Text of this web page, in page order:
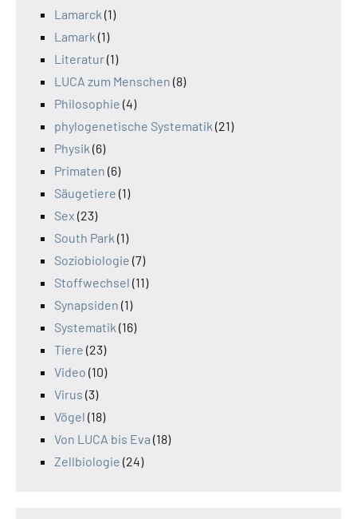
Lamarck (1)
Lamark (1)
Literatur(1)
LUCA zum Menschen (8)
Philosophie (4)
phylogenetische Systematik (21)
Physik (6)
Primaten (6)
Säugetiere (1)
Sex (23)
South Park (1)
Soziobiologie (7)
Stoffwechsel (11)
Synapsiden (1)
Systematik (16)
Tiere (23)
Video (10)
Virus (3)
Vögel (18)
Von LUCA bis Eva (18)
Zellbiologie (24)